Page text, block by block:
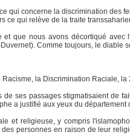
qui concerne la discrimination des
qui relève de la traite
que nous avons décortiqué
Comme toujours, le diable
la Discrimination Raciale,
ses passages stigmatisaient de
a justifié aux yeux du
et religieuse, y compris
personnes en raison de leur